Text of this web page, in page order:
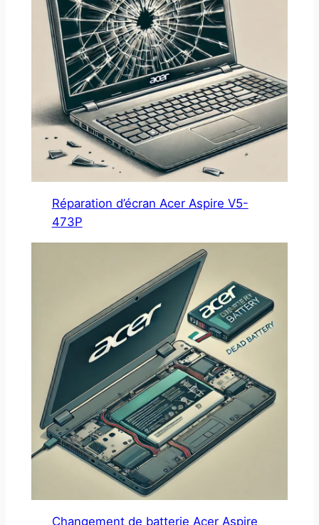
Réparation d’écran Acer Aspire V5-
473P
Changement de batterie Acer Aspire